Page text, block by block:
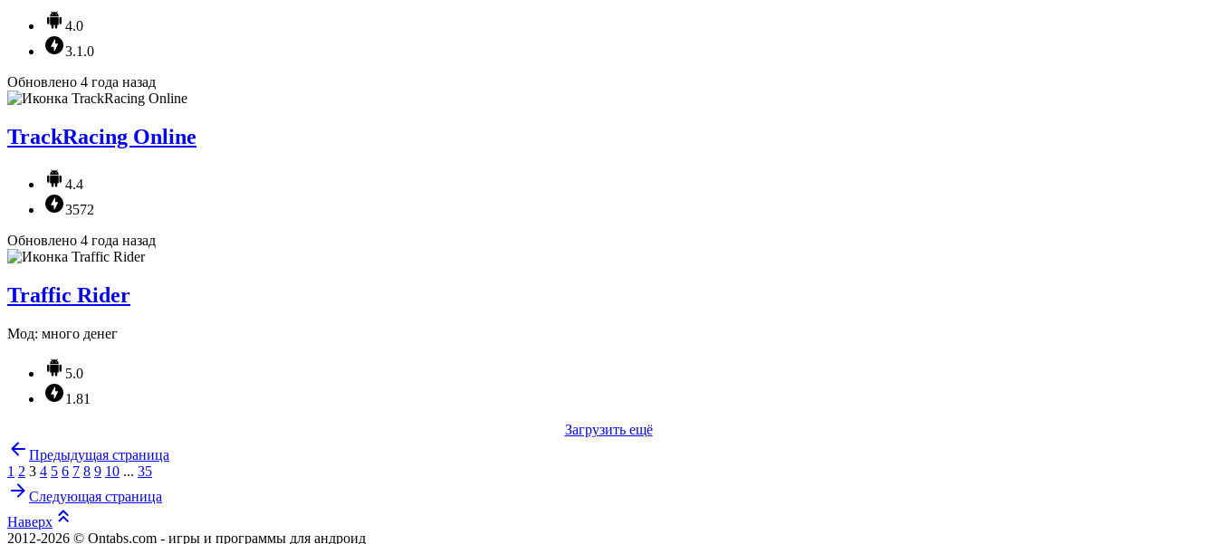
4.0
3.1.0
Обновлено 4 года назад
TrackRacing Online
4.4
3572
Обновлено 4 года назад
Traffic Rider
Мод: много денег
5.0
1.81
Загрузить ещё
Предыдущая страница
1 2 3 4 5 6 7 8 9 10 ... 35
Следующая страница
Наверх
2012-2026 © Ontabs.com - игры и программы для андроид